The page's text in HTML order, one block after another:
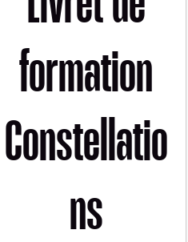
formation
Constellatio
ns